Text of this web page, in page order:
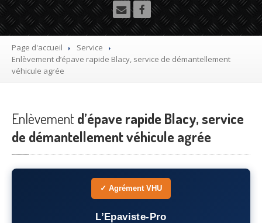
Utilitaire
Démolisseuragrée VHU gratuit
Mettre
Recyclagevoiture usagée gratuit
Destruction de voiture agréé
voiture accidentée
Page d'accueil
Service
Enlèvement d’épave rapide Blacy, service de démantellement
véhicule agrée
Enlèvement d’épave rapide Blacy, service
de démantellement véhicule agrée
✓ Agrément VHU
L’Epaviste-Pro